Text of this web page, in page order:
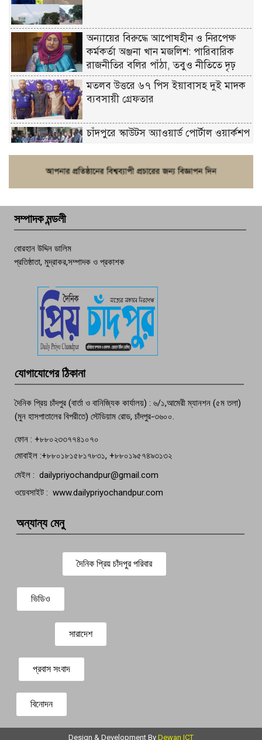
অন্যায়ের বিরুদ্ধে আপোষহীন ও নিরপেক্ষ
কর্মকর্তা অঞ্জনা খান মজলিশ: পারিবারিক
রাজনীতির বলির পাঁঠা, তবুও নীতিতে দৃঢ়
মতলব উত্তরে ৬৭ পিস ইয়াবাসহ দুই মাদক
ব্যবসায়ী গ্রেফতার
চাঁদপুরে স্কাউটস অ্যাওয়ার্ড পোর্টাল ওয়ার্কশপ
পচা দুর্গন্ধে ৯৯৯-এ ফোন, ফরিদগঞ্জে
তরুণের অর্ধগলিত লাশ উদ্ধার
বেঁচে নেই, বিভিন্ন সংগঠনের শোক
সম্পাদক মন্ডলী
বোরহান উদ্দিন ডালিম
প্রতিষ্ঠাতা, মুদ্রাকর,সম্পাদক ও প্রকাশক
যোগাযোগের ঠিকানা
দৈনিক প্রিয় চাঁদপুর (বার্তা ও বানিজ্যিক কার্যালয়) : ৬/১,আমেরী ম্যানশন (৫ম তলা)
(মুন হাসপাতালের বিপরীতে) স্টেডিয়াম রোড, চাঁদপুর-৩৬০০.
ফোন : +৮৮০২৩৩৭৭৪১০৭০
মোবাইল :+৮৮০১৮১৫৮১৭৮৩১, +৮৮০১৯৫৭৪৯৩১৩২
মেইল : dailypriyochandpur@gmail.com
ওয়েবসাইট : www.dailypriyochandpur.com
অন্যান্য মেনু
দৈনিক প্রিয় চাঁদপুর পরিবার
ভিডিও
সারাদেশ
প্রবাস সংবাদ
বিনোদন
Design & Development By Dewan ICT